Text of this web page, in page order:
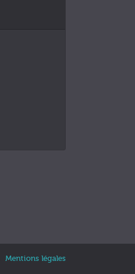
Mentions légales